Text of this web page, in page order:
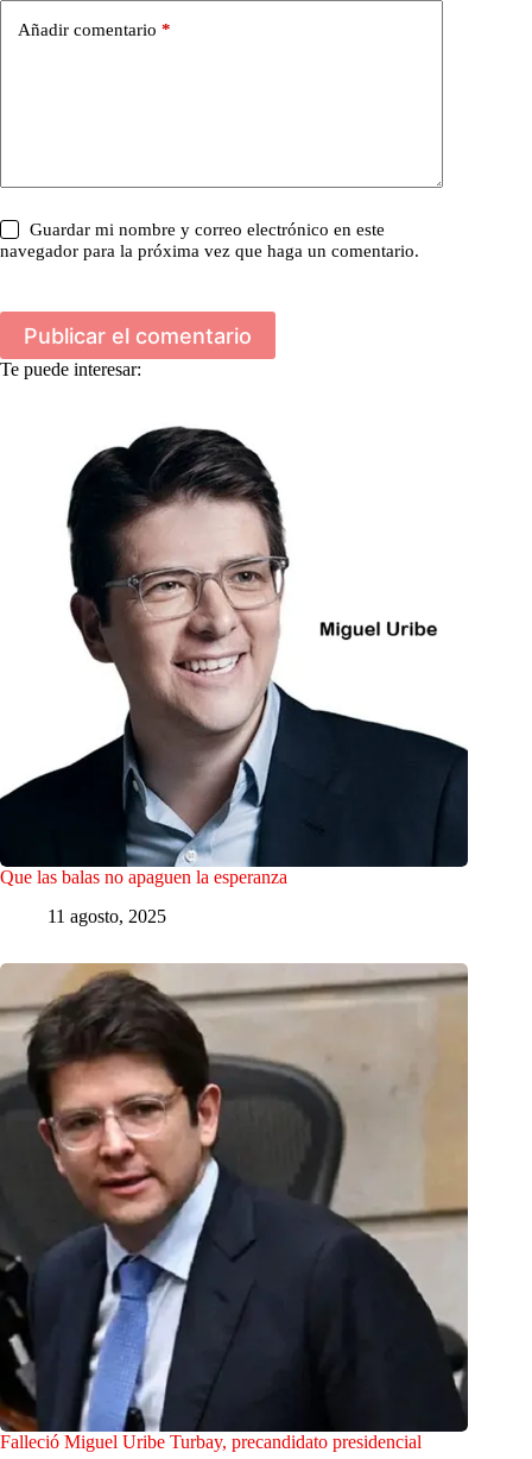
Añadir comentario *
Guardar mi nombre y correo electrónico en este
navegador para la próxima vez que haga un comentario.
Publicar el comentario
Te puede interesar:
Que las balas no apaguen la esperanza
11 agosto, 2025
Falleció Miguel Uribe Turbay, precandidato presidencial